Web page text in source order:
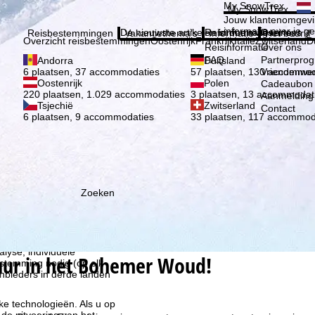
wij, TravelTrex GmbH,
individuele
nodig (op elk
in derde landen
technologieën. Als u op
My SnowTrex
My SnowTrex
Jouw
informatie over je
Reisbestemmingen
Overzicht reisbestemmingenOostenrijkFrankrijkItaliëZwitserland
Andorra
6 plaatsen, 37 accommodaties
Duitsland
57 plaatsen, 130
Oostenrijk
220 plaatsen, 1.029 accommodaties
Polen
3 plaatsen, 13
Tsjechië
6 plaatsen, 9 accommodaties
Zwitserland
33 plaatsen, 117
Vakantiethema's
De nieuwste artikelen in ons magazine
Informatie
Reisinformatie
Reisinformatie
FAQ
Het bedrijf
Over ons
Over ons
Cadeaubon
Contact
Zoeken
in het Bohemer Woud!